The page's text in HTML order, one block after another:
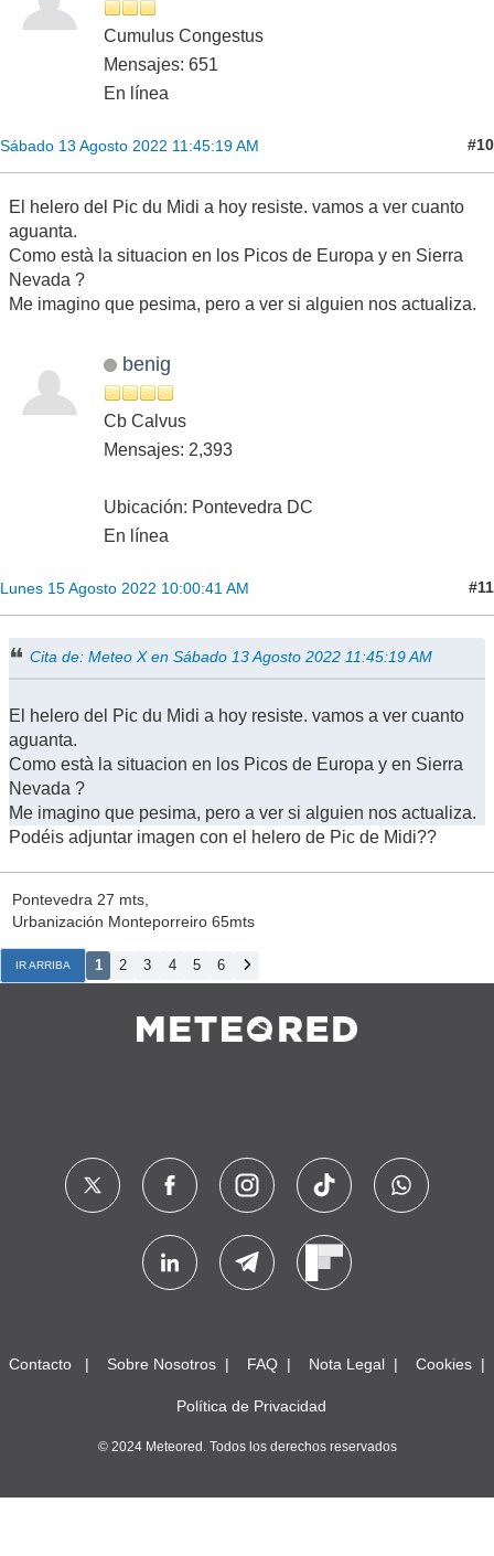
Cumulus Congestus
Mensajes: 651
En línea
Sábado 13 Agosto 2022 11:45:19 AM #10
El helero del Pic du Midi a hoy resiste. vamos a ver cuanto
aguanta.
Como està la situacion en los Picos de Europa y en Sierra
Nevada ?
Me imagino que pesima, pero a ver si alguien nos actualiza.
benig
Cb Calvus
Mensajes: 2,393
Ubicación: Pontevedra DC
En línea
Lunes 15 Agosto 2022 10:00:41 AM #11
Cita de: Meteo X en Sábado 13 Agosto 2022 11:45:19 AM
El helero del Pic du Midi a hoy resiste. vamos a ver cuanto
aguanta.
Como està la situacion en los Picos de Europa y en Sierra
Nevada ?
Me imagino que pesima, pero a ver si alguien nos actualiza.
Podéis adjuntar imagen con el helero de Pic de Midi??
Pontevedra 27 mts,
Urbanización Monteporreiro 65mts
IR ARRIBA 1 2 3 4 5 6
Contacto Sobre Nosotros FAQ Nota Legal Cookies
Política de Privacidad
© 2024 Meteored. Todos los derechos reservados